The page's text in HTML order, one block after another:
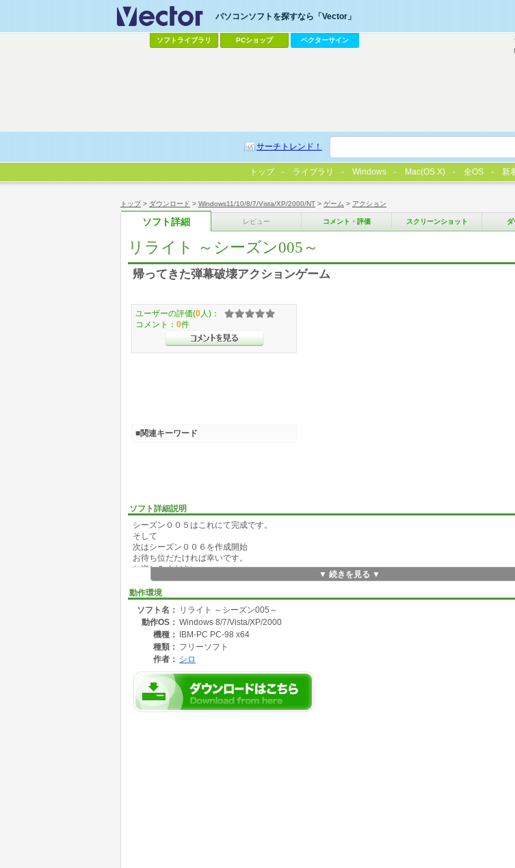
トップ> ダウンロード > Windows11/10/8/7/Vista/XP/2000/NT > ゲーム > アクション
ソフト詳細 レビュー コメント・評価 スクリーンショット
リライト ～シーズン005～
帰ってきた弾幕破壊アクションゲーム
ソフト詳細説明
シーズン００５はこれにて完成です。
そして
次はシーズン００６を作成開始
お待ち位だたければ幸いです。
お楽しみください。
▼ 続きを見る ▼
動作環境
ソフト名：
リライト ～シーズン005～
動作OS： Windows 8/7/Vista/XP/2000
機種：
IBM-PC PC-98 x64
種類： フリーソフト
作者： シロ
ユーザーの評価(0 人)：
コメント： 0件
■関連キーワード
パソコンソフトを探すなら「Vector」
ソフトライブラリ PCショップ ベクターサイン
サーチトレンド！
トップ ライブラリ Windows Mac(OS X) 全OS 新